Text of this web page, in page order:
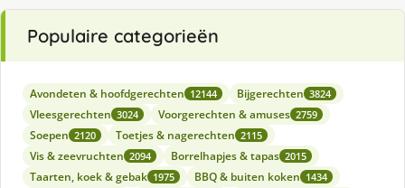
Populaire categorieën
Avondeten & hoofdgerechten 12144 Bijgerechten 3824
Vleesgerechten 3024 Voorgerechten & amuses 2759
Soepen 2120 Toetjes & nagerechten 2115
Vis & zeevruchten 2094 Borrelhapjes & tapas 2015
Taarten, koek & gebak 1975 BBQ & buiten koken 1434